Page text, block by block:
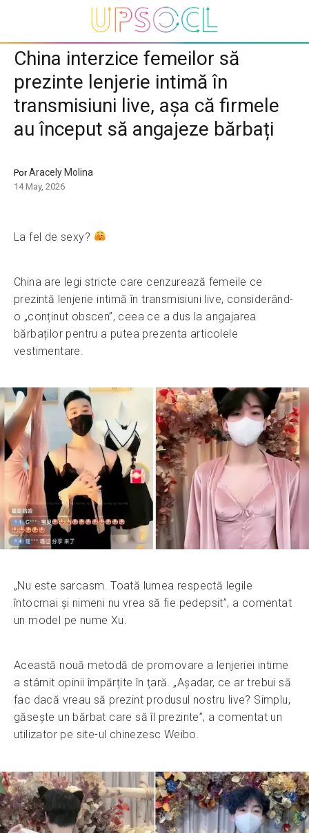
China interzice femeilor să
prezinte lenjerie intimă în
transmisiuni live, așa că firmele
au început să angajeze bărbați
PorAracely Molina
14 May, 2026
La fel de sexy?
China are legi stricte care cenzurează femeile ce
prezintă lenjerie intimă în transmisiuni live, considerând-
o „conținut obscen”, ceea ce a dus la angajarea
bărbaților pentru a putea prezenta articolele
vestimentare.
„Nu este sarcasm. Toată lumea respectă legile
întocmai și nimeni nu vrea să fie pedepsit”, a comentat
un model pe nume Xu.
Această nouă metodă de promovare a lenjeriei intime
a stârnit opinii împărțite în țară. „Așadar, ce ar trebui să
fac dacă vreau să prezint produsul nostru live? Simplu,
găsește un bărbat care să îl prezinte”, a comentat un
utilizator pe site-ul chinezesc Weibo.